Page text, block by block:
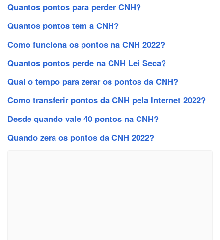
Quantos pontos para perder CNH?
Quantos pontos tem a CNH?
Como funciona os pontos na CNH 2022?
Quantos pontos perde na CNH Lei Seca?
Qual o tempo para zerar os pontos da CNH?
Como transferir pontos da CNH pela Internet 2022?
Desde quando vale 40 pontos na CNH?
Quando zera os pontos da CNH 2022?